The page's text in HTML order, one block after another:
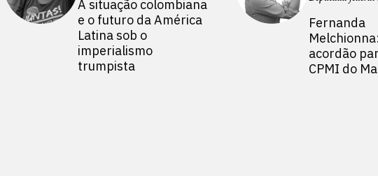
A situação colombiana
e o futuro da América
Latina sob o
imperialismo
trumpista
Fernanda
acordão
CPMI do